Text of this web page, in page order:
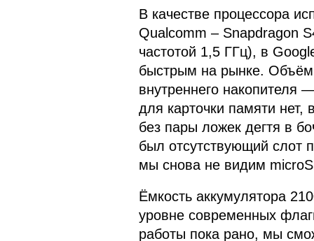
В качестве процессора
Qualcomm – Snapdragon
частотой 1,5 ГГц), в
быстрым на рынке.
внутреннего накопителя
для карточки памяти нет,
без пары ложек дегтя в
был отсутствующий слот
мы снова не видим
Ёмкость аккумулятора
уровне современных
работы пока рано, мы